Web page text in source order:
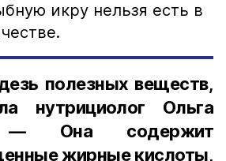
икру нельзя есть в
полезных веществ,
нутрициолог Ольга
— Она содержит
жирные кислоты,